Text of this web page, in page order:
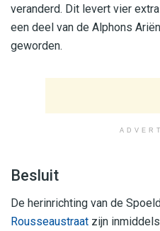
veranderd. Dit levert vier
een deel van de Alphons
geworden.
Besluit
De herinrichting van de
Rousseaustraat zijn